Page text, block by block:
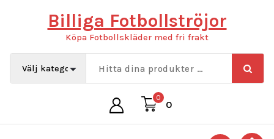
Billiga Fotbollströjor
Köpa Fotbollskläder med fri frakt
0
0